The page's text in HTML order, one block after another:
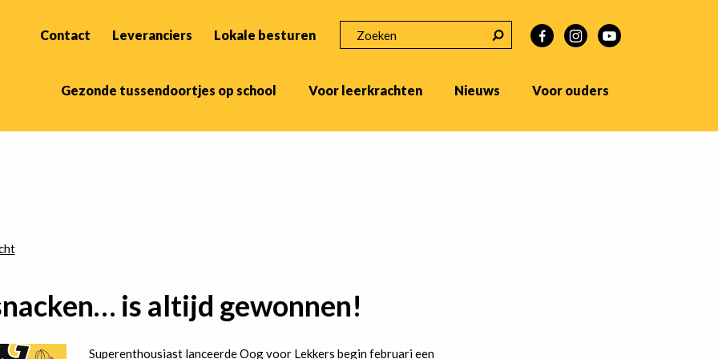
Contact Leveranciers Lokale besturen
Gezonde tussendoortjes op school Voor leerkrachten Nieuws Voor ouders
is altijd gewonnen!
Superenthousiast lanceerde Oog voor Lekkers begin februari een